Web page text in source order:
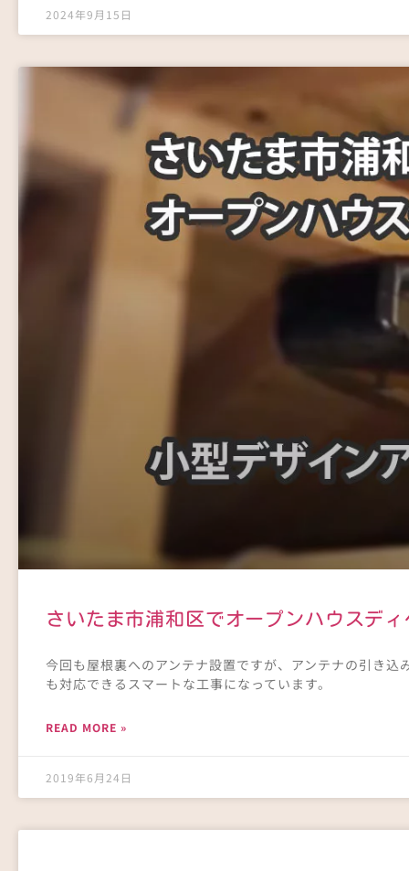
2024年9月15日
さいたま市浦和区でオープンハウスデ
今回も屋根裏へのアンテナ設置ですが、アンテナの引き
も対応できるスマートな工事になっています。
READ MORE »
2019年6月24日